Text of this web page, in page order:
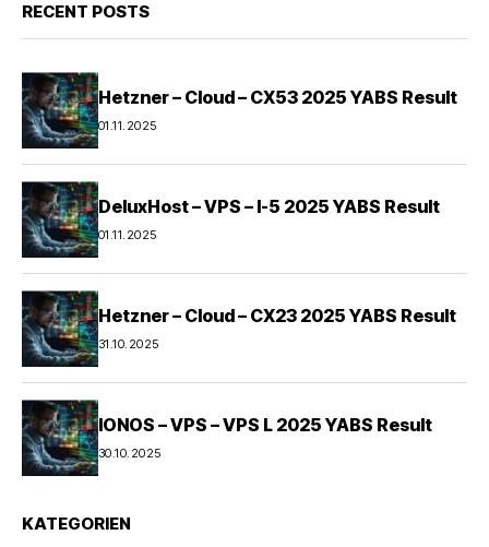
RECENT POSTS
Hetzner – Cloud – CX53 2025 YABS Result
01.11.2025
DeluxHost – VPS – I-5 2025 YABS Result
01.11.2025
Hetzner – Cloud – CX23 2025 YABS Result
31.10.2025
IONOS – VPS – VPS L 2025 YABS Result
30.10.2025
KATEGORIEN